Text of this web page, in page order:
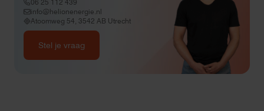
06 25 112 439
info@helionenergie.nl
Atoomweg 54, 3542 AB Utrecht
Stel je vraag